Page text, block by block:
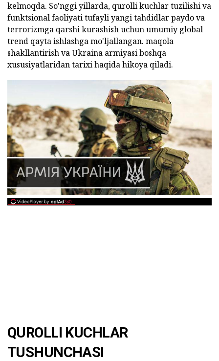
kelmoqda. So'nggi yillarda, qurolli kuchlar tuzilishi va
funktsional faoliyati tufayli yangi tahdidlar paydo va
terrorizmga qarshi kurashish uchun umumiy global
trend qayta ishlashga mo'ljallangan. maqola
shakllantirish va Ukraina armiyasi boshqa
xususiyatlaridan tarixi haqida hikoya qiladi.
QUROLLI KUCHLAR
TUSHUNCHASI